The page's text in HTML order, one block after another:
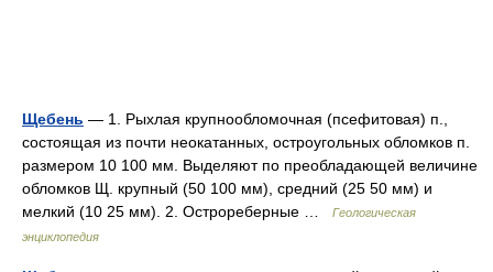
Щебень — 1. Рыхлая крупнообломочная (псефитовая) п.,
состоящая из почти неокатанных, остроугольных обломков п.
размером 10 100 мм. Выделяют по преобладающей величине
обломков Щ. крупный (50 100 мм), средний (25 50 мм) и
мелкий (10 25 мм). 2. Острореберные …
Геологическая
энциклопедия